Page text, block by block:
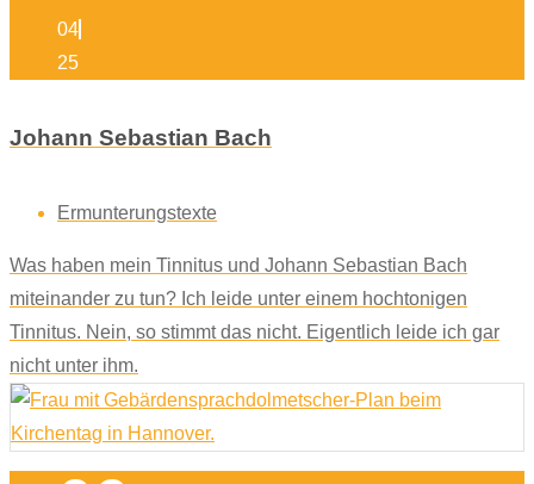
04
25
Johann Sebastian Bach
Ermunterungstexte
Was haben mein Tinnitus und Johann Sebastian Bach
miteinander zu tun? Ich leide unter einem hochtonigen
Tinnitus. Nein, so stimmt das nicht. Eigentlich leide ich gar
nicht unter ihm.